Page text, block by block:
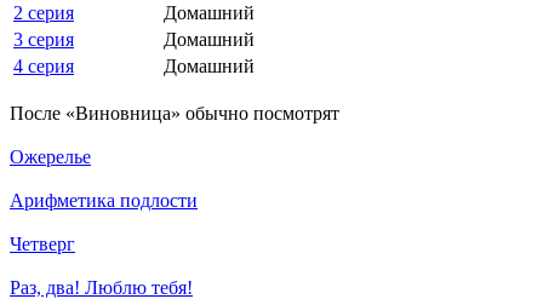
2 серия
Домашний
3 серия
Домашний
4 серия
Домашний
По­сле «Виновница» обыч­но по­смот­рят
Ожерелье
Арифметика подлости
Четверг
Раз, два! Люблю тебя!